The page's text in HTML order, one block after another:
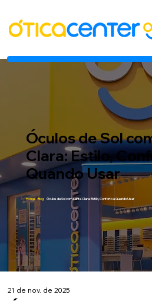
Óculos de Sol
Clara: Estilo,
Quando Usar
Home/Blog/ Óculos de Sol com Lente Clara: Estilo, Conforto e Quando Usar
21 de nov. de 2025